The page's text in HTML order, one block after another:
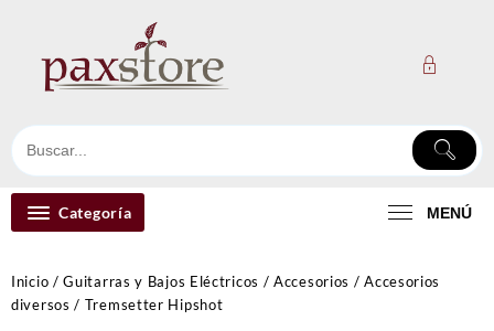
contenido
Categoría MENÚ
Inicio /Guitarras y Bajos Eléctricos /Accesorios /Accesorios
diversos / Tremsetter Hipshot